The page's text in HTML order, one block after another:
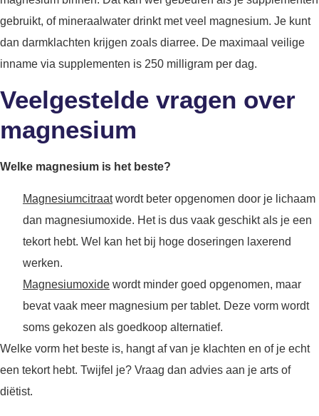
gebruikt, of mineraalwater drinkt met veel magnesium. Je kunt
dan darmklachten krijgen zoals diarree. De maximaal veilige
inname via supplementen is 250 milligram per dag.
Veelgestelde vragen over
magnesium
Welke magnesium is het beste?
Magnesiumcitraatwordt beter opgenomen door je lichaam
dan magnesiumoxide. Het is dus vaak geschikt als je een
tekort hebt. Wel kan het bij hoge doseringen laxerend
werken.
Magnesiumoxide wordt minder goed opgenomen, maar
bevat vaak meer magnesium per tablet. Deze vorm wordt
soms gekozen als goedkoop alternatief.
Welke vorm het beste is, hangt af van je klachten en of je echt
een tekort hebt. Twijfel je? Vraag dan advies aan je arts of
diëtist.